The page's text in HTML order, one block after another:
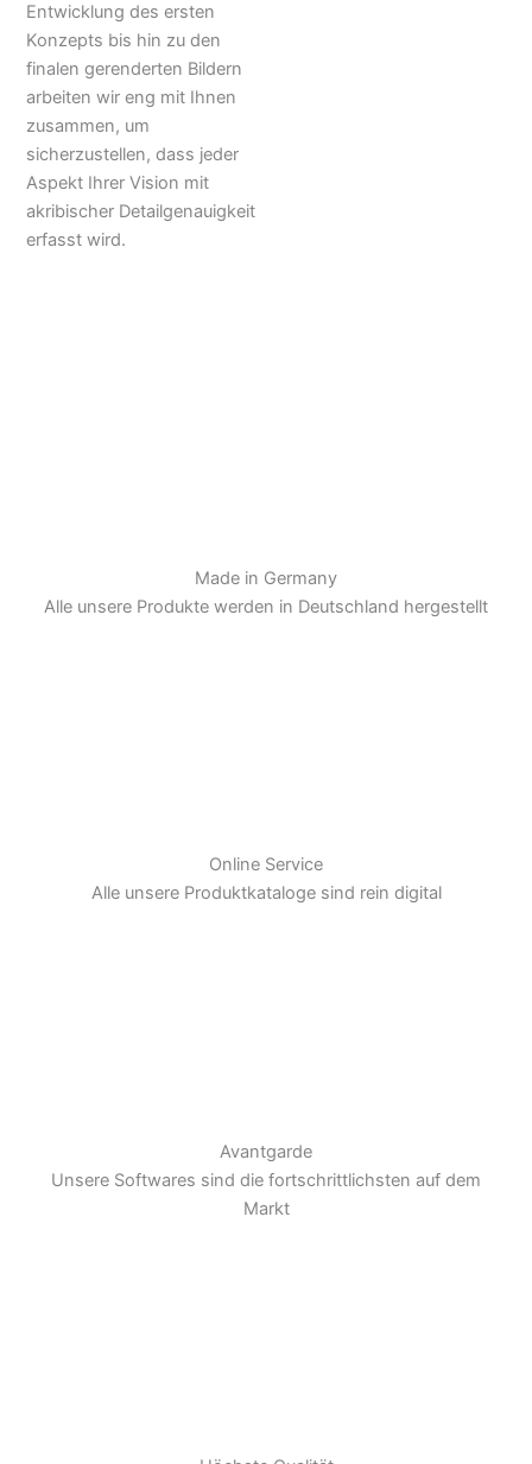
Entwicklung des ersten
Konzepts bis hin zu den
finalen gerenderten Bildern
arbeiten wir eng mit Ihnen
zusammen, um
sicherzustellen, dass jeder
Aspekt Ihrer Vision mit
akribischer Detailgenauigkeit
erfasst wird.
Made in Germany
Alle unsere Produkte werden in Deutschland hergestellt
Online Service
Alle unsere Produktkataloge sind rein digital
Avantgarde
Unsere Softwares sind die fortschrittlichsten auf dem
Markt